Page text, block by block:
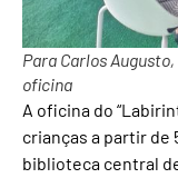
Para Carlos
oficina
A oficina do
crianças a partir de
biblioteca central